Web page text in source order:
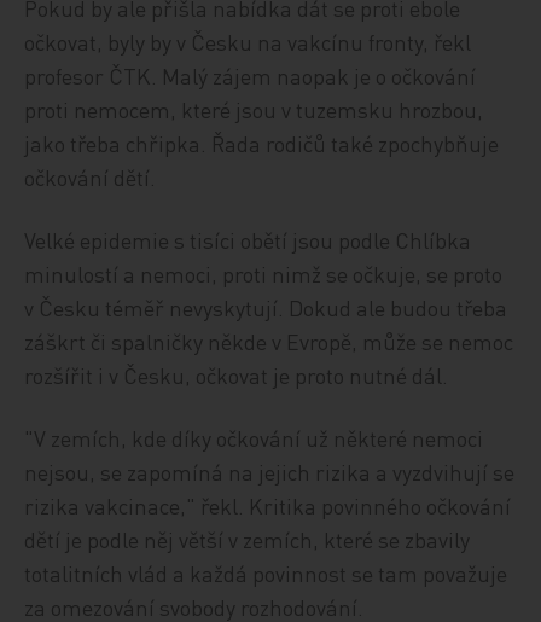
Pokud by ale přišla nabídka dát se proti ebole
očkovat, byly by v Česku na vakcínu fronty, řekl
profesor ČTK. Malý zájem naopak je o očkování
proti nemocem, které jsou v tuzemsku hrozbou,
jako třeba chřipka. Řada rodičů také zpochybňuje
očkování dětí.
Velké epidemie s tisíci obětí jsou podle Chlíbka
minulostí a nemoci, proti nimž se očkuje, se proto
v Česku téměř nevyskytují. Dokud ale budou třeba
záškrt či spalničky někde v Evropě, může se nemoc
rozšířit i v Česku, očkovat je proto nutné dál.
"V zemích, kde díky očkování už některé nemoci
nejsou, se zapomíná na jejich rizika a vyzdvihují se
rizika vakcinace," řekl. Kritika povinného očkování
dětí je podle něj větší v zemích, které se zbavily
totalitních vlád a každá povinnost se tam považuje
za omezování svobody rozhodování.